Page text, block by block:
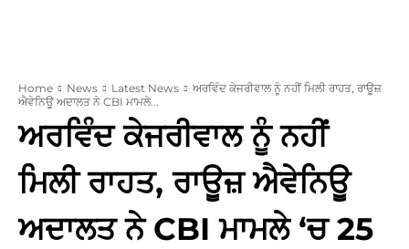
Home News Latest News
ਅਰਵਿੰਦ ਕੇਜਰੀਵਾਲ ਨੂੰ ਨਹੀਂ ਮਿਲੀ ਰਾਹਤ, ਰਾਊਜ਼
ਐਵੇਨਿਊ ਅਦਾਲਤ ਨੇ CBI ਮਾਮਲੇ...
ਅਰਵਿੰਦ ਕੇਜਰੀਵਾਲ ਨੂੰ ਨਹੀਂ
ਮਿਲੀ ਰਾਹਤ, ਰਾਊਜ਼ ਐਵੇਨਿਊ
ਅਦਾਲਤ ਨੇ CBI ਮਾਮਲੇ ‘ਚ 25